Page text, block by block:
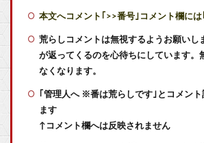
任天堂が「gamescom 2026」のライン
【艦これ】授業中に居眠りふぶき 他
本文へコメント｢>>番号｣コメント欄に
荒らしコメントは無視するようお願いし
が返ってくるのを心待ちにしています。
なくなります。
｢管理人へ ※番は荒らしです｣とコメン
ます
↑コメント欄へは反映されません